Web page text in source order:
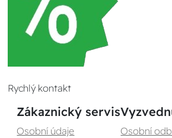
Rychlý kontakt
Zákaznický servis
Osobní údaje
Osobní